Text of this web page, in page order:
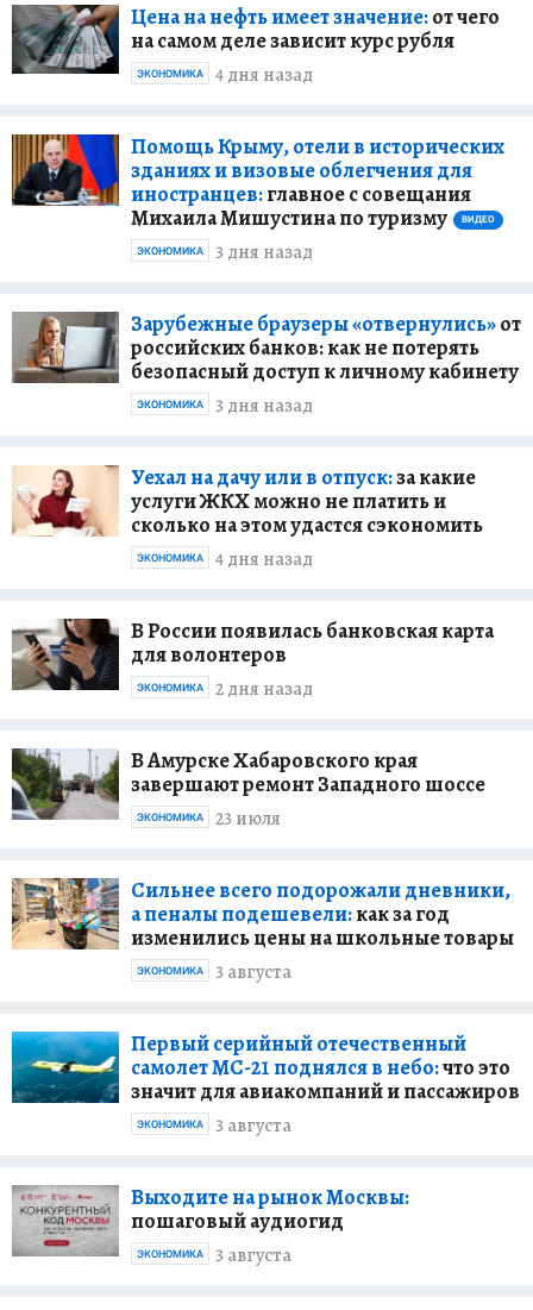
Цена на нефть имеет значение:от чего
на самом деле зависит курс рубля
4 дня назад
ЭКОНОМИКА
Помощь Крыму, отели в исторических
зданиях и визовые облегчения для
иностранцев:главное с совещания
Михаила Мишустина по туризму
ВИДЕО
3 дня назад
ЭКОНОМИКА
Зарубежные браузеры «отвернулись»от
российских банков: как не потерять
безопасный доступ к личному кабинету
3 дня назад
ЭКОНОМИКА
Уехал на дачу или в отпуск:за какие
услуги ЖКХ можно не платить и
сколько на этом удастся сэкономить
4 дня назад
ЭКОНОМИКА
В России появилась банковская карта
для волонтеров
2 дня назад
ЭКОНОМИКА
В Амурске Хабаровского края
завершают ремонт Западного шоссе
23 июля
ЭКОНОМИКА
Сильнее всего подорожали дневники,
а пеналы подешевели:как за год
изменились цены на школьные товары
3 августа
ЭКОНОМИКА
Первый серийный отечественный
самолет МС-21 поднялся в небо:что это
значит для авиакомпаний и пассажиров
3 августа
ЭКОНОМИКА
Выходите на рынок Москвы:
пошаговый аудиогид
3 августа
ЭКОНОМИКА